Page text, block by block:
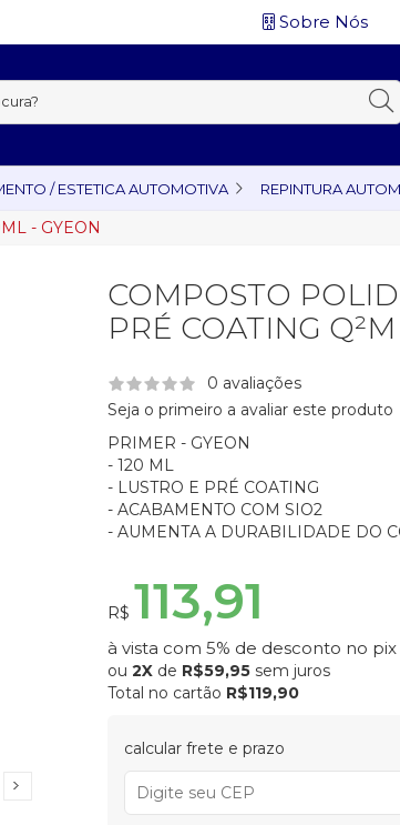
Sobre Nós
/ ESTETICA AUTOMOTIVA REPINTURA
- GYEON
COMPOSTO
PRÉ COATING
0 avaliações
Seja o primeiro a avaliar este produto
PRIMER - GYEON
- 120 ML
- LUSTRO E PRÉ COATING
- ACABAMENTO COM SIO2
- AUMENTA A DURABILIDADE DO
R$ 113,91
à vista com 5% de desconto no pix
ou 2X de R$59,95 sem juros
Total no cartão R$119,90
calcular frete e prazo